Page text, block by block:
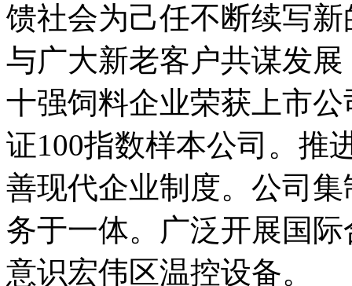
馈社会为己任不断续写
与广大新老客户共谋发
十强饲料企业荣获上市
证100指数样本公司。推
善现代企业制度。公司
务于一体。广泛开展国
意识宏伟区温控设备。